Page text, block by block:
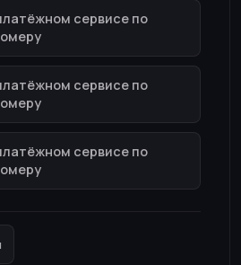
сервисе по
сервисе по
сервисе по